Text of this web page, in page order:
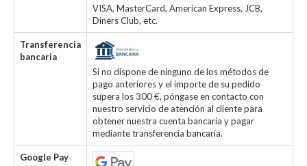
VISA, MasterCard, American Express, JCB,
Diners Club, etc.
Transferencia
bancaria
Si no dispone de ninguno de los métodos de
pago anteriores y el importe de su pedido
supera los 300 €, póngase en contacto con
nuestro servicio de atención al cliente para
obtener nuestra cuenta bancaria y pagar
mediante transferencia bancaria.
Google Pay